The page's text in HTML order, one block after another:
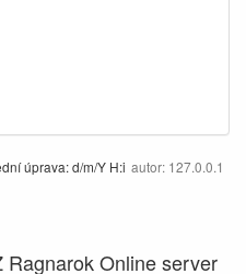
úprava:d/m/Y H:i autor: 127.0.0.1
Online server